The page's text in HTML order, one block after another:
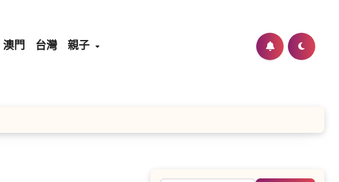
澳門 台灣 親子